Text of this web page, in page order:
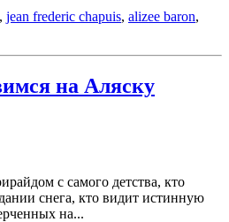
, jean frederic chapuis, alizee baron,
на Аляску
с самого детства, кто
снега, кто видит истинную
на...